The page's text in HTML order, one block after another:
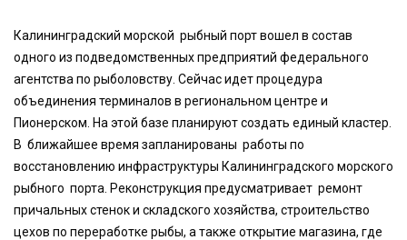
Калининградский морской рыбный порт вошел в состав
одного из подведомственных предприятий федерального
агентства по рыболовству. Сейчас идет процедура
объединения терминалов в региональном центре и
Пионерском. На этой базе планируют создать единый кластер.
В ближайшее время запланированы работы по
восстановлению инфраструктуры Калининградского морского
рыбного порта. Реконструкция предусматривает ремонт
причальных стенок и складского хозяйства, строительство
цехов по переработке рыбы, а также открытие магазина, где